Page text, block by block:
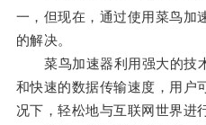
一，但现在，通过使用菜鸟加
的解决。
菜鸟加速器利用强大的技
和快速的数据传输速度，用户
况下，轻松地与互联网世界进